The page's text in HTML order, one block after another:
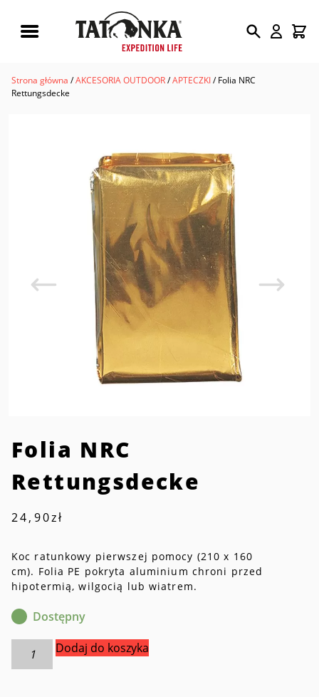
produktów
Strona główna /AKCESORIA OUTDOOR/APTECZKI/ Folia NRC
Rettungsdecke
Folia NRC
Rettungsdecke
24,90zł
Koc ratunkowy pierwszej pomocy (210 x 160
cm). Folia PE pokryta aluminium chroni przed
hipotermią, wilgocią lub wiatrem.
Dostępny
Folia
Dodaj do koszyka